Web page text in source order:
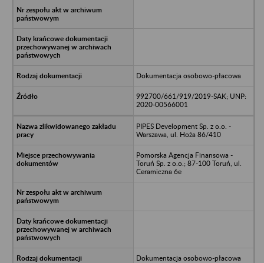
Dokumentacja osobowo-płacowa
992700/661/919/2019-SAK; UNP:
2020-00566001
PIPES Development Sp. z o.o. -
Warszawa, ul. Hoża 86/410
Pomorska Agencja Finansowa -
Toruń Sp. z o.o.; 87-100 Toruń, ul.
Ceramiczna 6e
Dokumentacja osobowo-płacowa